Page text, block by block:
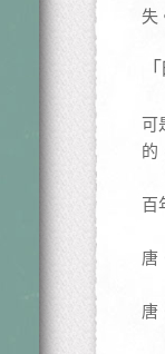
失
可
的
百
唐
唐